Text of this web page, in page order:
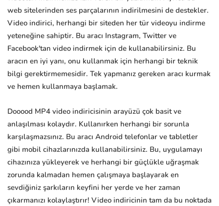
web sitelerinden ses parçalarının indirilmesini de destekler.
Video indirici, herhangi bir siteden her tür videoyu indirme
yeteneğine sahiptir. Bu aracı Instagram, Twitter ve
Facebook'tan video indirmek için de kullanabilirsiniz. Bu
aracın en iyi yanı, onu kullanmak için herhangi bir teknik
bilgi gerektirmemesidir. Tek yapmanız gereken aracı kurmak
ve hemen kullanmaya başlamak.
Dooood MP4 video indiricisinin arayüzü çok basit ve
anlaşılması kolaydır. Kullanırken herhangi bir sorunla
karşılaşmazsınız. Bu aracı Android telefonlar ve tabletler
gibi mobil cihazlarınızda kullanabilirsiniz. Bu, uygulamayı
cihazınıza yükleyerek ve herhangi bir güçlükle uğraşmak
zorunda kalmadan hemen çalışmaya başlayarak en
sevdiğiniz şarkıların keyfini her yerde ve her zaman
çıkarmanızı kolaylaştırır! Video indiricinin tam da bu noktada